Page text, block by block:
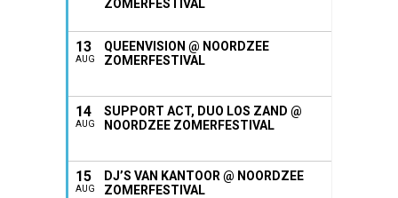
ZOMERFESTIVAL
13
AUG
QUEENVISION @ NOORDZEE
ZOMERFESTIVAL
14
AUG
SUPPORT ACT, DUO LOS ZAND @
NOORDZEE ZOMERFESTIVAL
15
AUG
DJ’S VAN KANTOOR @ NOORDZEE
ZOMERFESTIVAL